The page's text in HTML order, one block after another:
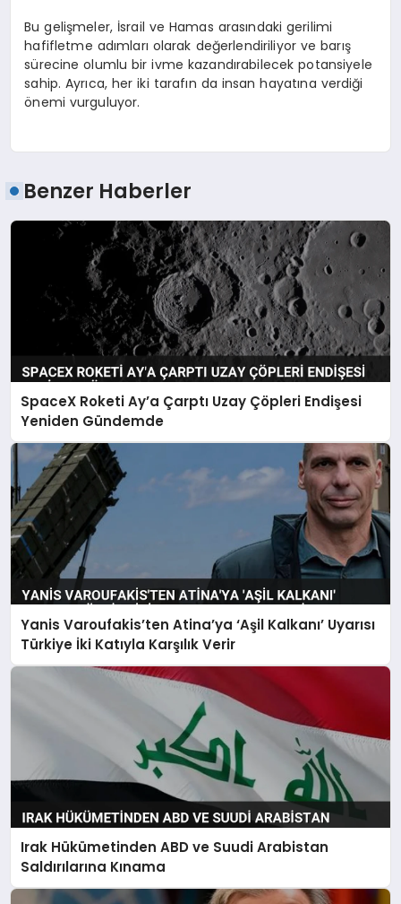
Bu gelişmeler, İsrail ve Hamas arasındaki gerilimi
hafifletme adımları olarak değerlendiriliyor ve barış
sürecine olumlu bir ivme kazandırabilecek potansiyele
sahip. Ayrıca, her iki tarafın da insan hayatına verdiği
önemi vurguluyor.
Benzer Haberler
SpaceX Roketi Ay’a Çarptı Uzay Çöpleri Endişesi
Yeniden Gündemde
Yanis Varoufakis’ten Atina’ya ‘Aşil Kalkanı’ Uyarısı
Türkiye İki Katıyla Karşılık Verir
Irak Hükümetinden ABD ve Suudi Arabistan
Saldırılarına Kınama